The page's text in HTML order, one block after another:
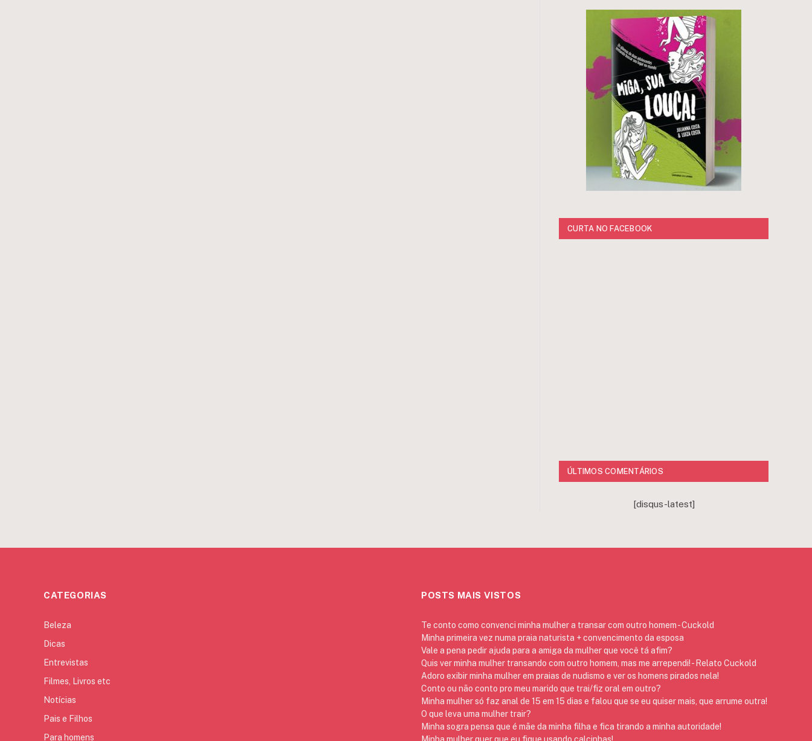
CURTA NO FACEBOOK
ÚLTIMOS COMENTÁRIOS
[disqus-latest]
CATEGORIAS
Beleza
Dicas
Entrevistas
Filmes, Livros etc
Notícias
Pais e Filhos
Para homens
POSTS MAIS VISTOS
Te conto como convenci minha mulher a transar com outro homem - Cuckold
Minha primeira vez numa praia naturista + convencimento da esposa
Vale a pena pedir ajuda para a amiga da mulher que você tá afim?
Quis ver minha mulher transando com outro homem, mas me arrependi! - Relato Cuckold
Adoro exibir minha mulher em praias de nudismo e ver os homens pirados nela!
Conto ou não conto pro meu marido que trai/fiz oral em outro?
Minha mulher só faz anal de 15 em 15 dias e falou que se eu quiser mais, que arrume outra!
O que leva uma mulher trair?
Minha sogra pensa que é mãe da minha filha e fica tirando a minha autoridade!
Minha mulher quer que eu fique usando calcinhas!